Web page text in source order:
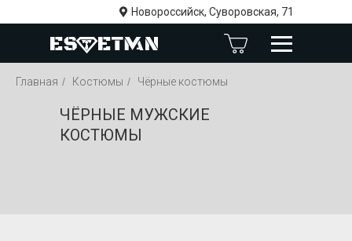
Новороссийск, Суворовская, 71
Главная / Костюмы / Чёрные костюмы
ЧЁРНЫЕ МУЖСКИЕ
КОСТЮМЫ